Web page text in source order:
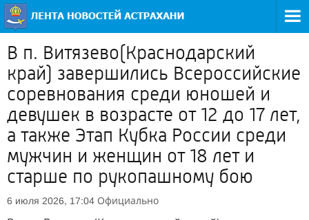
В п. Витязево(Краснодарский
край) завершились Всероссийские
соревнования среди юношей и
девушек в возрасте от 12 до 17 лет,
а также Этап Кубка России среди
мужчин и женщин от 18 лет и
старше по рукопашному бою
6 июля 2026, 17:04 Официально